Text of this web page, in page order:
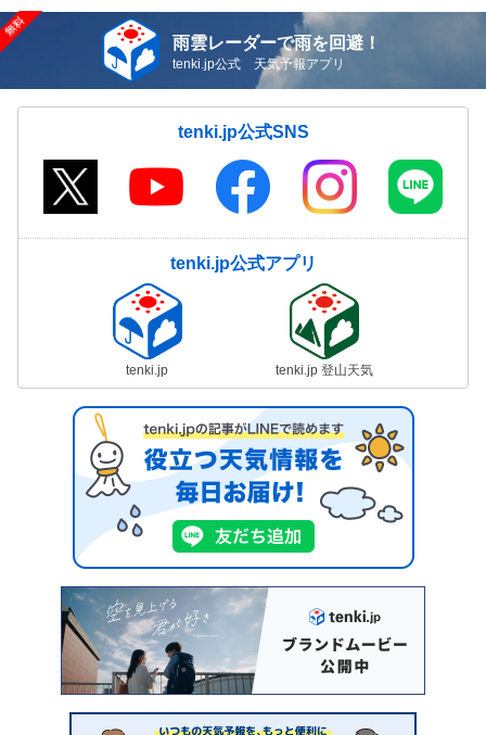
雨雲レーダーで雨を回避！
tenki.jp公式 天気予報アプリ
tenki.jp公式SNS
tenki.jp公式アプリ
tenki.jp tenki.jp 登山天気